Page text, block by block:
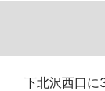
下北沢西口に